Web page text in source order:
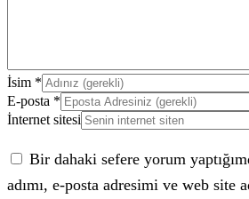
İsim *
E-posta *
İnternet sitesi
Bir dahaki sefere yorum
adımı, e-posta adresimi ve web site